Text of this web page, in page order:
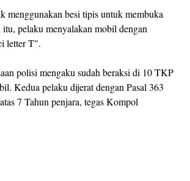
menggunakan besi tipis untuk membuka
pelaku menyalakan mobil dengan
letter T".
polisi mengaku sudah beraksi di 10 TKP
Kedua pelaku dijerat dengan Pasal 363
7 Tahun penjara, tegas Kompol